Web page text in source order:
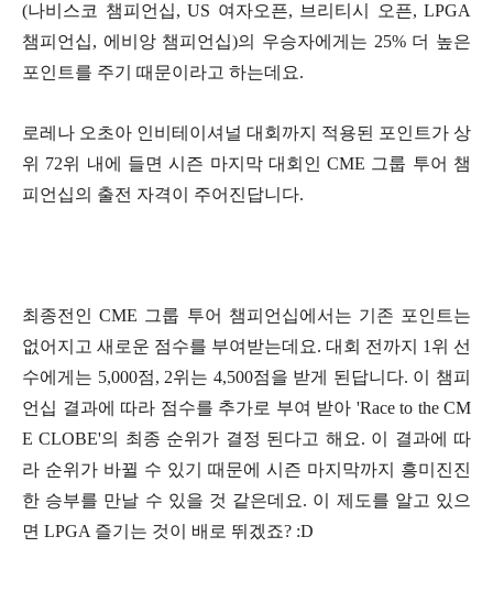
(나비스코 챔피언십, US 여자오픈, 브리티시 오픈, LPGA
챔피언십, 에비앙 챔피언십)의 우승자에게는 25%더 높은
포인트를 주기 때문이라고 하는데요.
로레나 오초아 인비테이셔널 대회까지 적용된 포인트가 상
위 72위 내에 들면 시즌 마지막 대회인 CME 그룹 투어 챔
피언십의 출전 자격이 주어진답니다.
최종전인 CME 그룹 투어 챔피언십에서는 기존 포인트는
없어지고 새로운 점수를 부여받는데요. 대회 전까지 1위 선
수에게는 5,000점, 2위는 4,500점을 받게 된답니다. 이 챔피
언십 결과에 따라 점수를 추가로 부여 받아 'Race to the CM
E CLOBE'의 최종 순위가 결정 된다고 해요. 이 결과에 따
라 순위가 바뀔 수 있기 때문에 시즌 마지막까지 흥미진진
한 승부를 만날 수 있을 것 같은데요. 이 제도를 알고 있으
면 LPGA 즐기는 것이 배로 뛰겠죠? :D